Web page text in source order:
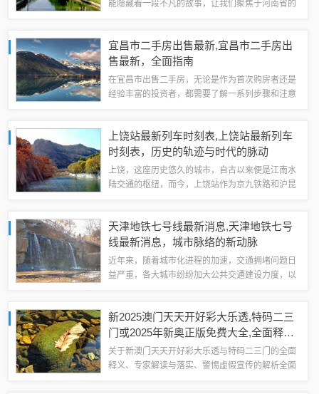
能隐藏着一段不凡的故事，让我们聚焦于河南省的
寻自我，通过不懈的努力和学习，最终实现自...
宜昌市二手房出售最新,宜昌市二手房出
售最新，全面指南
在宜昌市出售二手房，无论是作为首次购房者还是
经验丰富的投资者，都需要了解一系列步骤和注意
阶用户，都能从中获益。第一步：了解市场在...
上饶站最新列车时刻表,上饶站最新列车
时刻表，历史的轨迹与时代的脉动
上饶，这座历史悠久的城市，自古以来便是江南水
陆交通的枢纽，而今，上饶站作为京九铁路和沪昆
见证者，本文将带您回顾上饶站的发展历程，...
天津地铁七号线最新消息,天津地铁七号
线最新消息，城市脉络的新动脉
近年来，随着城市化进程的加速，交通拥堵问题日
益严重，各大城市纷纷加大公共交通建设力度，以
铁七号线，本文将为您带来天津地铁七号线的...
新2025澳门天天开好彩大乐透,特码二三
门或2025年新奥正版免费大全,全面释义
和详细剖析、解释与落实​,标准分析、专
家解析解释与落实
关于新澳门天天开好彩大乐透与特码二三门的全面
释义、专家解读与落实、警惕虚假宣传的解析全面